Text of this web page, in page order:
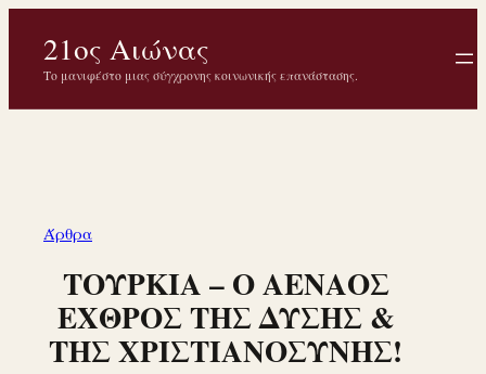
περιεχόμενο
21ος Αιώνας
Το μανιφέστο μιας σύγχρονης κοινωνικής επανάστασης.
Άρθρα
ΤΟΥΡΚΙΑ – Ο ΑΕΝΑΟΣ
ΕΧΘΡΟΣ ΤΗΣ ΔΥΣΗΣ &
ΤΗΣ ΧΡΙΣΤΙΑΝΟΣΥΝΗΣ!